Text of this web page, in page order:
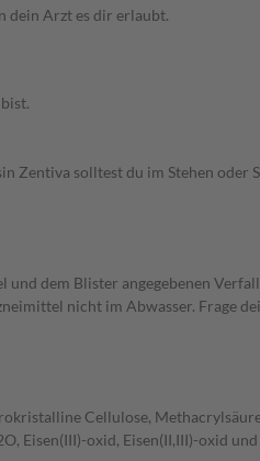
dein Arzt es dir erlaubt.
Zentiva solltest du im Stehen oder
dem Blister angegebenen
nicht im Abwasser. Frage
Cellulose,
Eisen(III)-oxid, Eisen(II,III)-oxid